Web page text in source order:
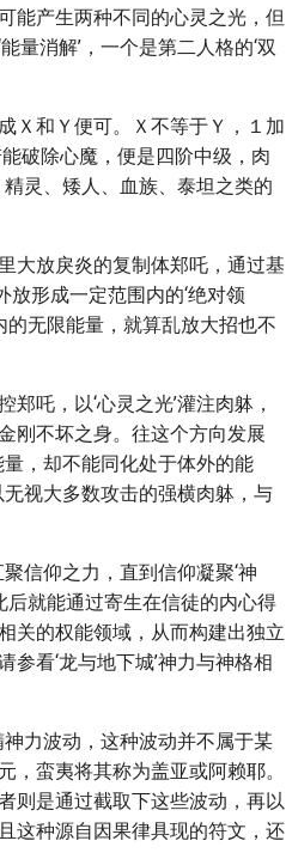
能产生两种不同的心灵之光，但
量消解’，一个是第二人格的‘双
Ｘ和Ｙ便可。Ｘ不等于Ｙ，１加
破除心魔，便是四阶中级，肉
灵、矮人、血族、泰坦之类的
大放戾炎的复制体郑吒，通过基
放形成一定范围内的‘绝对领
的无限能量，就算乱放大招也不
吒，以‘心灵之光’灌注肉躰，
刚不坏之身。往这个方向发展
量，却不能同化处于体外的能
视大多数攻击的强横肉躰，与
信仰之力，直到信仰凝聚‘神
后就能通过寄生在信徒的内心得
关的权能领域，从而构建出独立
看‘龙与地下城’神力与神格相
力波动，这种波动并不属于某
蛮夷将其称为盖亚或阿赖耶。
则是通过截取下这些波动，再以
这种源自因果律具现的符文，还